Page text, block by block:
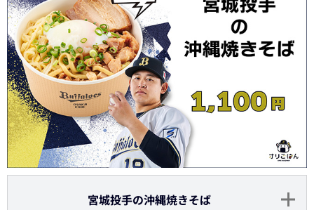
宮城投手の沖縄焼きそば